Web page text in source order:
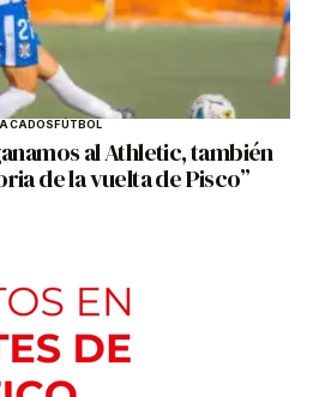
FÚTBOL
al Athletic, también
de la vuelta de Pisco”